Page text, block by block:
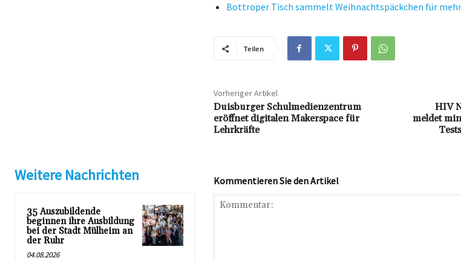
Bottroper Tisch sammelt Weihnachtspäckchen für mehr
Teilen
Vorheriger Artikel
Duisburger Schulmedienzentrum
eröffnet digitalen Makerspace für
Lehrkräfte
HIV
meldet
Weitere Nachrichten
35 Auszubildende
beginnen ihre Ausbildung
bei der Stadt Mülheim an
der Ruhr
04.08.2026
Kommentieren Sie den Artikel